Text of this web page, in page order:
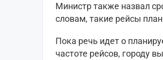
Министр также назвал
словам, такие рейсы
Пока речь идет о
частоте рейсов, городу